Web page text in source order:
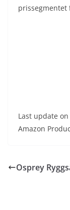
prissegmentet
Last update
Amazon
Osprey